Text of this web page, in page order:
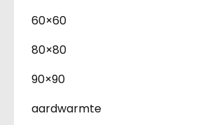
60×60
80×80
90×90
aardwarmte